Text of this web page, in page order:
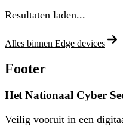
Resultaten laden...
Alles binnen Edge devices
Footer
Het Nationaal Cyber
Veilig vooruit in een